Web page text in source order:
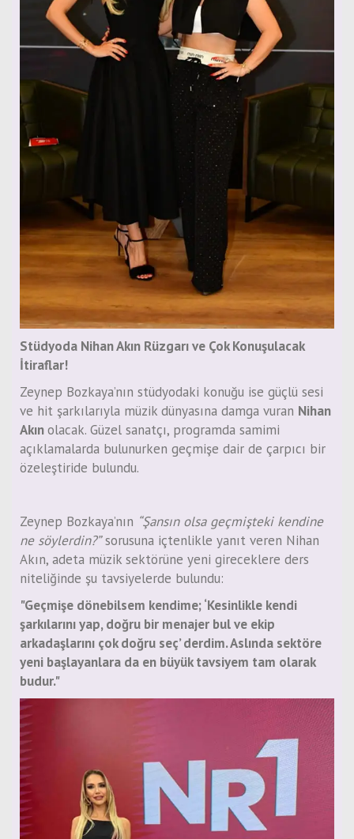
Stüdyoda Nihan Akın Rüzgarı ve Çok Konuşulacak
İtiraflar!
Zeynep Bozkaya’nın stüdyodaki konuğu ise güçlü sesi
ve hit şarkılarıyla müzik dünyasına damga vuran Nihan
Akınolacak. Güzel sanatçı, programda samimi
açıklamalarda bulunurken geçmişe dair de çarpıcı bir
özeleştiride bulundu.
Zeynep Bozkaya’nın “Şansın olsa geçmişteki kendine
ne söylerdin?”sorusuna içtenlikle yanıt veren Nihan
Akın, adeta müzik sektörüne yeni gireceklere ders
niteliğinde şu tavsiyelerde bulundu:
"Geçmişe dönebilsem kendime; ‘Kesinlikle kendi
şarkılarını yap, doğru bir menajer bul ve ekip
arkadaşlarını çok doğru seç’ derdim. Aslında sektöre
yeni başlayanlara da en büyük tavsiyem tam olarak
budur."